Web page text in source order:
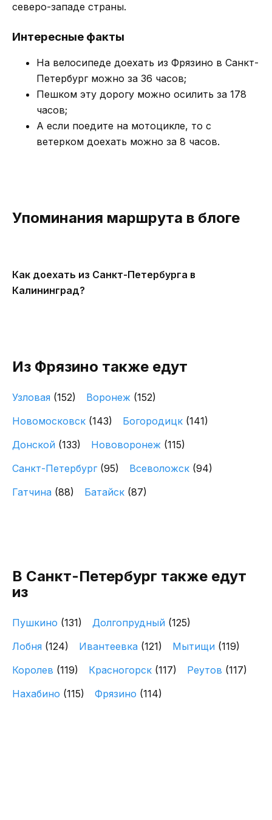
северо-западе страны.
Интересные факты
На велосипеде доехать из Фрязино в Санкт-
Петербург можно за 36 часов;
Пешком эту дорогу можно осилить за 178
часов;
А если поедите на мотоцикле, то с
ветерком доехать можно за 8 часов.
Упоминания маршрута в блоге
Как доехать из Санкт-Петербурга в
Калининград?
Из Фрязино также едут
Узловая (152) Воронеж (152)
Новомосковск (143) Богородицк (141)
Донской (133) Нововоронеж (115)
Санкт-Петербург (95) Всеволожск (94)
Гатчина (88) Батайск (87)
В Санкт-Петербург также едут
из
Пушкино (131) Долгопрудный (125)
Лобня (124) Ивантеевка (121) Мытищи (119)
Королев (119) Красногорск (117) Реутов (117)
Нахабино (115) Фрязино (114)